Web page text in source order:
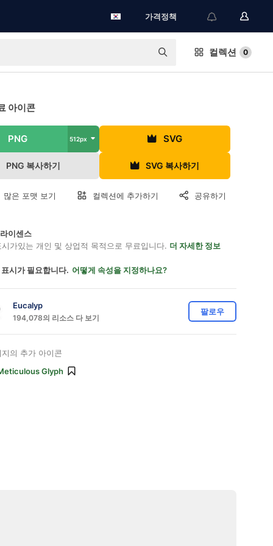
가격정책
컬렉션 0
아이콘
PNG 512px SVG
PNG 복사하기 SVG 복사하기
많은 포맷 보기 컬렉션에 추가하기 공유하기
이센스
가있는 개인 및 상업적 목적으로 무료입니다. 더 자세한 정보
시가 필요합니다. 어떻게 속성을 지정하나요?
Eucalyp
194,078의 리소스 다 보기
팔로우
의 추가 아이콘
Glyph